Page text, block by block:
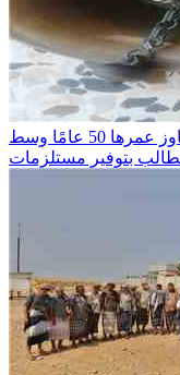
مدرسة في أبين تستخدم أدوات مدرسية تجاوز عمرها 50 عامًا وسط